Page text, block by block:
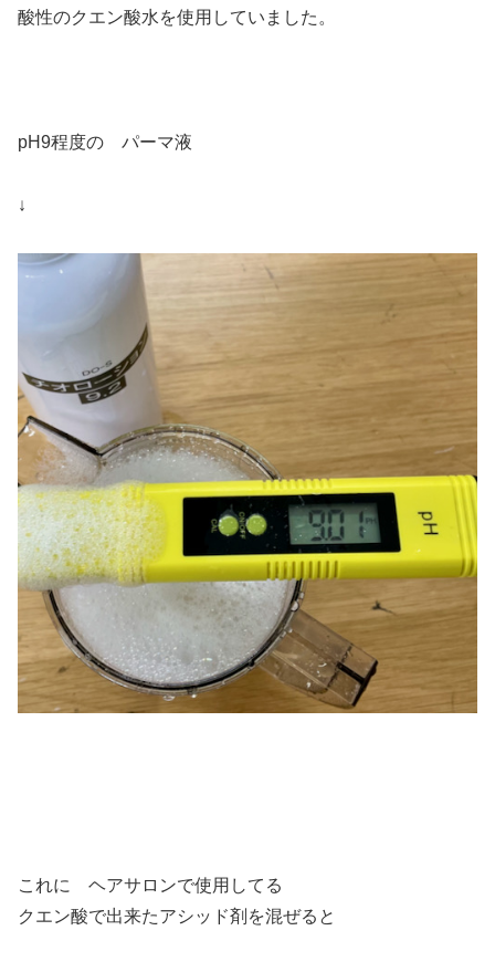
酸性のクエン酸水を使用していました。
pH9程度の パーマ液
↓
これに ヘアサロンで使用してる
クエン酸で出来たアシッド剤を混ぜると